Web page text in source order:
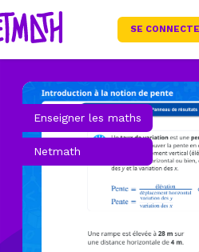
SE
Enseigner les maths
Netmath